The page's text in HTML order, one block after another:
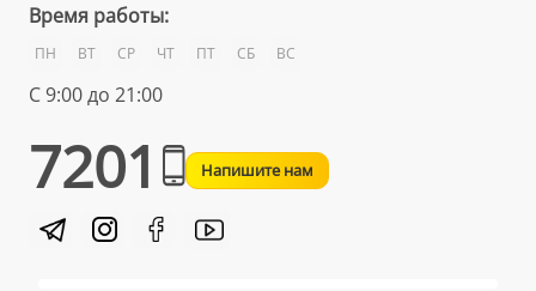
Время работы:
ПН ВТ СР ЧТ ПТ СБ ВС
С 9:00 до 21:00
7201 Напишите нам